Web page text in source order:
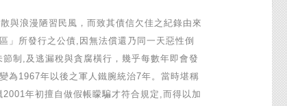
浪漫陋習民風，而致其債信欠佳之紀錄由來
」所發行之公債,因無法償還乃同一天惡性倒
制,及逃漏稅與貪腐橫行，幾乎每數年即會發
為1967年以後之軍人鐵腕統治7年。當時堪稱
年初擅自做假帳矇騙才符合規定,而得以加